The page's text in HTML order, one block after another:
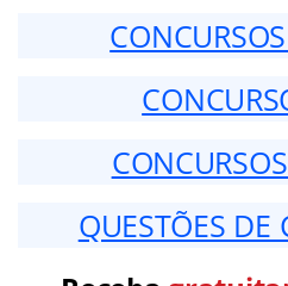
QUESTÕES DE